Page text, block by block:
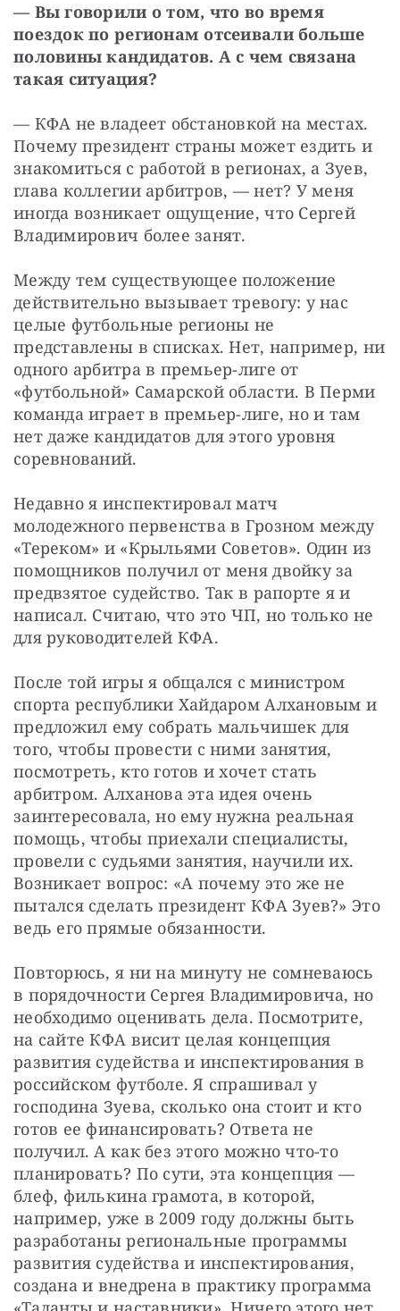
— Вы говорили о том, что во время
поездок по регионам отсеивали больше
половины кандидатов. А с чем связана
такая ситуация?
— КФА не владеет обстановкой на местах.
Почему президент страны может ездить и
знакомиться с работой в регионах, а Зуев,
глава коллегии арбитров, — нет? У меня
иногда возникает ощущение, что Сергей
Владимирович более занят.
Между тем существующее положение
действительно вызывает тревогу: у нас
целые футбольные регионы не
представлены в списках. Нет, например, ни
одного арбитра в премьер-лиге от
«футбольной» Самарской области. В Перми
команда играет в премьер-лиге, но и там
нет даже кандидатов для этого уровня
соревнований.
Недавно я инспектировал матч
молодежного первенства в Грозном между
«Тереком» и «Крыльями Советов». Один из
помощников получил от меня двойку за
предвзятое судейство. Так в рапорте я и
написал. Считаю, что это ЧП, но только не
для руководителей КФА.
После той игры я общался с министром
спорта республики Хайдаром Алхановым и
предложил ему собрать мальчишек для
того, чтобы провести с ними занятия,
посмотреть, кто готов и хочет стать
арбитром. Алханова эта идея очень
заинтересовала, но ему нужна реальная
помощь, чтобы приехали специалисты,
провели с судьями занятия, научили их.
Возникает вопрос: «А почему это же не
пытался сделать президент КФА Зуев?» Это
ведь его прямые обязанности.
Повторюсь, я ни на минуту не сомневаюсь
в порядочности Сергея Владимировича, но
необходимо оценивать дела. Посмотрите,
на сайте КФА висит целая концепция
развития судейства и инспектирования в
российском футболе. Я спрашивал у
господина Зуева, сколько она стоит и кто
готов ее финансировать? Ответа не
получил. А как без этого можно что-то
планировать? По сути, эта концепция —
блеф, филькина грамота, в которой,
например, уже в 2009 году должны быть
разработаны региональные программы
развития судейства и инспектирования,
создана и внедрена в практику программа